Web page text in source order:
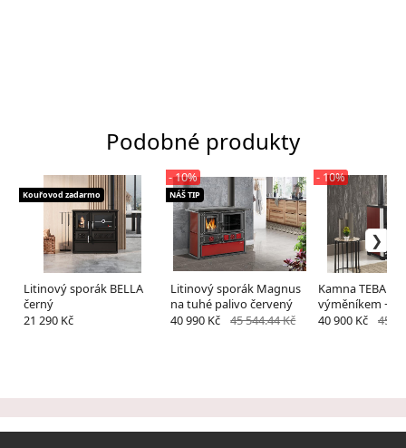
Podobné produkty
Litinový sporák BELLA
černý
Kouřovod zadarmo
21 290 Kč
Litinový sporák Magnus
na tuhé palivo červený
NÁŠ TIP
- 10%
40 990 Kč 45 544.44 Kč
Kamna TEBA T
výměníkem +
příslušenství
- 10%
40 900 Kč 45